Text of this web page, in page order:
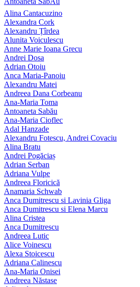
Alina Cantacuzino
Alexandra Cork
Alexandru Țîrdea
Alunita Voiculescu
Anne Marie Ioana Grecu
Andrei Dosa
Adrian Otoiu
Anca Maria-Panoiu
Alexandru Matei
Andreea Dana Corbeanu
Ana-Maria Toma
Antoaneta Sabău
Ana-Maria Cioflec
Adal Hanzade
Alexandru Fotescu, Andrei Covaciu
Alina Bratu
Andrei Pogăciaș
Adrian Serban
Adriana Vulpe
Andreea Floricică
Anamaria Schwab
Anca Dumitrescu si Lavinia Gliga
Anca Dumitrescu si Elena Marcu
Alina Cristea
Anca Dumitrescu
Andreea Lutic
Alice Voinescu
Alexa Stoicescu
Adriana Calinescu
Ana-Maria Onisei
Andreea Năstase